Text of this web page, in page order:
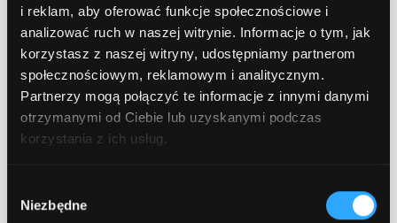
i reklam, aby oferować funkcje społecznościowe i
analizować ruch w naszej witrynie. Informacje o tym, jak
korzystasz z naszej witryny, udostępniamy partnerom
społecznościowym, reklamowym i analitycznym.
Partnerzy mogą połączyć te informacje z innymi danymi
otrzymanymi od Ciebie lub uzyskanymi podczas
korzystania z ich usług.
zgody
Niezbędne
testów automatycznych zajął sporą ilość czasu.